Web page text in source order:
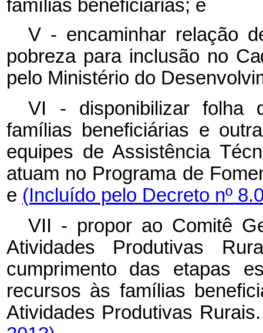
famílias beneficiárias; e
V - encaminhar relação
pobreza para inclusão no
pelo Ministério do
VI - disponibilizar folha
famílias beneficiárias e
equipes de Assistência
atuam no Programa de
e (Incluído pelo Decreto nº
VII - propor ao Comitê
Atividades Produtivas
cumprimento das etapas
recursos às famílias
Atividades Produtivas